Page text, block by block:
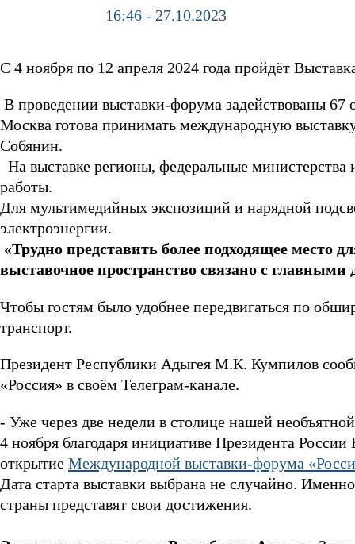
16:46 - 27.10.2023
С 4 ноября по 12 апреля 2024 года пройдёт
В проведении выставки-форума задействованы
Москва готова принимать международную
Собянин.
На выставке регионы, федеральные министерства
работы.
Для мультимедийных экспозиций и нарядной
электроэнергии.
«Трудно представить более подходящее место
выставочное пространство связано с
Чтобы гостям было удобнее передвигаться по
транспорт.
Президент Республики Адыгея М.К. Кумпилов
«Россия» в своём Телеграм-канале.
- Уже через две недели в столице нашей
4 ноября благодаря инициативе Президента
открытие Международной выставки-форума
Дата старта выставки выбрана не случайно.
страны представят свои достижения.